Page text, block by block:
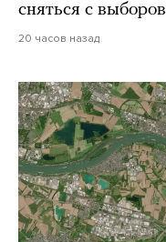
сняться с выборов
20 часов назад